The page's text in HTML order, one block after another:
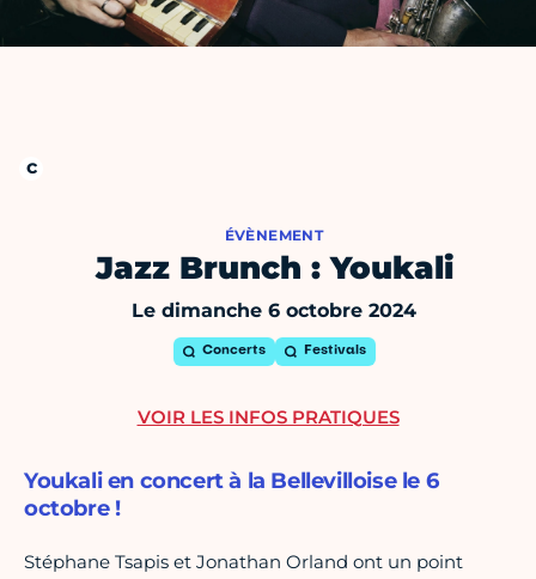
ÉVÈNEMENT
Jazz Brunch : Youkali
Le dimanche 6 octobre 2024
Concerts Festivals
Youkali en concert à la Bellevilloise le 6
octobre !
Stéphane Tsapis et Jonathan Orland ont un point
VOIR LES INFOS PRATIQUES